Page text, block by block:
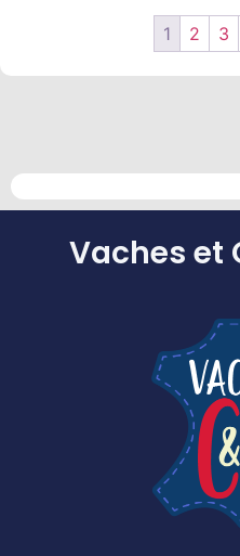
1 2 3
Vaches et